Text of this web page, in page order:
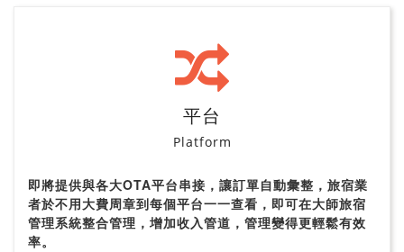
平台
Platform
即將提供與各大OTA平台串接，讓訂單自動彙整，旅宿業
者於不用大費周章到每個平台一一查看，即可在大師旅宿
管理系統整合管理，增加收入管道，管理變得更輕鬆有效
率。